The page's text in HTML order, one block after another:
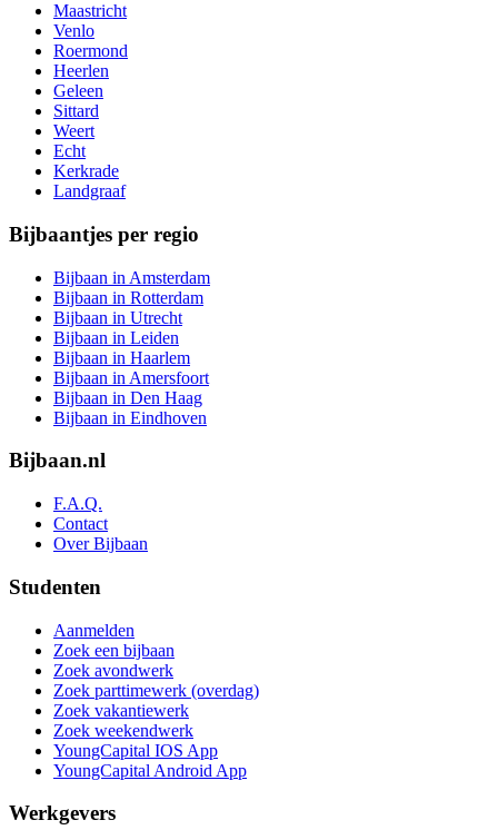
Maastricht
Venlo
Roermond
Heerlen
Geleen
Sittard
Weert
Echt
Kerkrade
Landgraaf
Bijbaantjes per regio
Bijbaan in Amsterdam
Bijbaan in Rotterdam
Bijbaan in Utrecht
Bijbaan in Leiden
Bijbaan in Haarlem
Bijbaan in Amersfoort
Bijbaan in Den Haag
Bijbaan in Eindhoven
Bijbaan.nl
F.A.Q.
Contact
Over Bijbaan
Studenten
Aanmelden
Zoek een bijbaan
Zoek avondwerk
Zoek parttimewerk (overdag)
Zoek vakantiewerk
Zoek weekendwerk
YoungCapital IOS App
YoungCapital Android App
Werkgevers